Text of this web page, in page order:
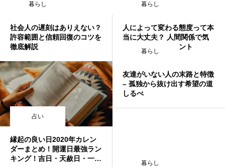
暮らし
社会人の遅刻はありえない？
許容範囲と信頼回復のコツを
徹底解説
暮らし
人によって変わる態度って本
当に大丈夫？ 人間関係で気
をつけるべきポイント
占い
縁起の良い日2020年カレン
ダーまとめ！開運日最強ラン
キング！吉日・天赦日・一粒
暮らし
友達がいない人の末路と特徴
– 孤独から抜け出す希望の道
しるべ
暮らし